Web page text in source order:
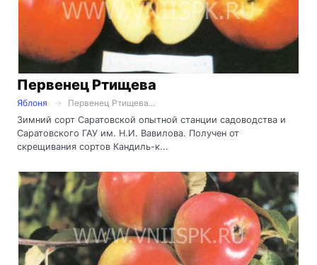
Первенец Ртищева
Яблоня
Первенец Ртищева...
Зимний сорт Саратовской опытной станции садоводства и
Саратовского ГАУ им. Н.И. Вавилова. Получен от
скрещивания сортов Кандиль-к...